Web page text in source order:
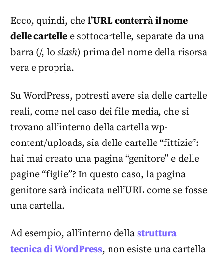
Ecco, quindi, chel’URL conterrà il nome
delle cartellee sottocartelle, separate da una
barra (/, lo slash) prima del nome della risorsa
vera e propria.
Su WordPress, potresti avere sia delle cartelle
reali, come nel caso dei file media, che si
trovano all’interno della cartella wp-
content/uploads, sia delle cartelle “fittizie”:
hai mai creato una pagina “genitore” e delle
pagine “figlie”? In questo caso, la pagina
genitore sarà indicata nell’URL come se fosse
una cartella.
Ad esempio, all’interno della struttura
tecnica di WordPress, non esiste una cartella